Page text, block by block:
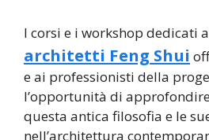
I corsi e i workshop dedicati
architetti Feng Shui
e ai professionisti della
l’opportunità di
questa antica filosofia e le
nell’architettura